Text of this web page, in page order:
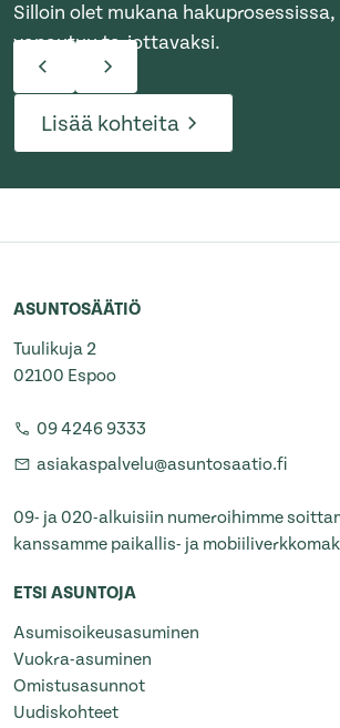
Silloin olet mukana
vapautuu tarjottavaksi.
Lisää kohteita
ASUNTOSÄÄTIÖ
Tuulikuja 2
02100 Espoo
09 4246 9333
asiakaspalvelu@asuntosaatio.fi
09- ja 020-alkuisiin numeroihimme
kanssamme paikallis- ja
ETSI ASUNTOJA
Asumisoikeusasuminen
Vuokra-asuminen
Omistusasunnot
Uudiskohteet